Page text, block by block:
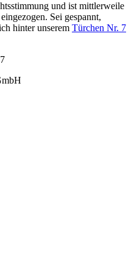
und ist mittlerweile
Sei gespannt,
hinter unserem Türchen Nr. 7